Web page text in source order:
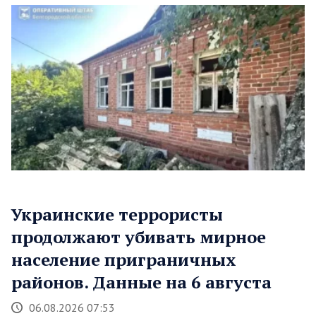
Украинские террористы
продолжают убивать мирное
население приграничных
районов. Данные на 6 августа
06.08.2026 07:53